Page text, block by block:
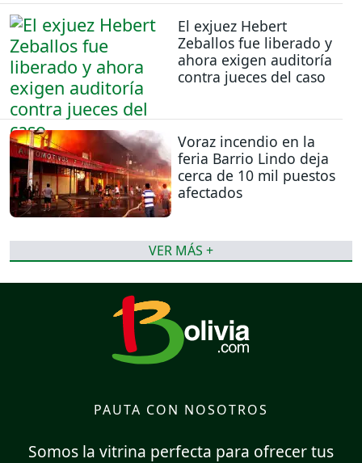
El exjuez Hebert
Zeballos fue liberado y
ahora exigen auditoría
contra jueces del caso
Voraz incendio en la
feria Barrio Lindo deja
cerca de 10 mil puestos
afectados
VER MÁS +
PAUTA CON NOSOTROS
Somos la vitrina perfecta para ofrecer tus